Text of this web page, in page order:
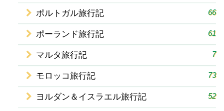
ポルトガル旅行記 66
ポーランド旅行記 61
マルタ旅行記 7
モロッコ旅行記 73
ヨルダン＆イスラエル旅行記 52